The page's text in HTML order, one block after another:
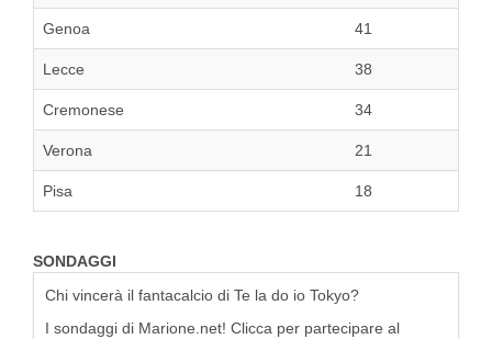
Genoa 41
Lecce 38
Cremonese 34
Verona 21
Pisa 18
SONDAGGI
Chi vincerà il fantacalcio di Te la do io Tokyo?
I sondaggi di Marione.net! Clicca per partecipare al